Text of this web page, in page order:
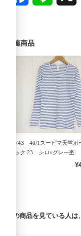
関連商品
90743 40/1スーピマ天竺
ネック 23 シロ×グレー杢
この商品を見ている人